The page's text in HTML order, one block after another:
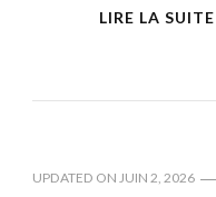
LIRE LA SUITE
UPDATED ON JUIN 2, 2026